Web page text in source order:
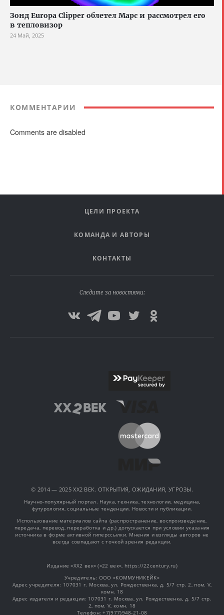
Зонд Europa Clipper облетел Марс и рассмотрел его
в тепловизор
24 Май, 2025
КОММЕНТАРИИ
Comments are disabled
ЦЕЛИ ПРОЕКТА
КОМАНДА И АВТОРЫ
КОНТАКТЫ
Следите за новостями:
© 2014 — 2025 XX2 ВЕК. ОТКРЫТИЯ, ОЖИДАНИЯ, УГРОЗЫ.
Научно-популярный портал. Наука, техника, технологии, медицина,
футурология, социальные тенденции. Новости и публикации.
Использование материалов сайта (распространение, воспроизведение,
передача, перевод, переработка и др.) допускается при условии указания
источника в форме активной гиперссылки. Мнения и взгляды авторов не
всегда совпадают с точкой зрения редакции.
Издание «XX2 век» («22 век», https://22century.ru)
Учредитель: OOO «КОММУНИКЕЙК»
Адрес учредителя: 107031 г. Москва, ул. Рождественка, д. 5/7 стр. 2, пом. V,
комн. 18
Адрес издателя и редакции: 107031 г. Москва, ул. Рождественка, д. 5/7 стр.
2, пом. V, комн. 18
Телефон: +7(977)948-21-08